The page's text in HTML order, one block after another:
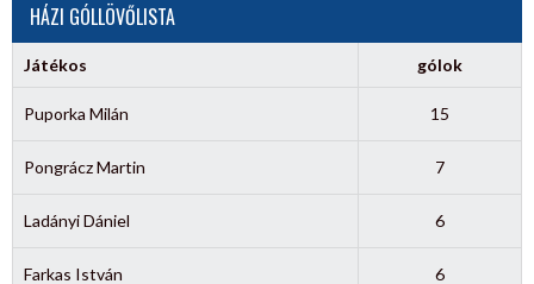
HÁZI GÓLLÖVŐLISTA
Játékos gólok
Puporka Milán 15
Pongrácz Martin 7
Ladányi Dániel 6
Farkas István 6